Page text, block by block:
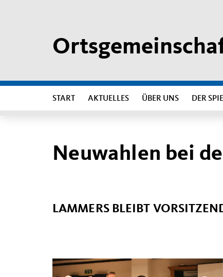
START AKTUELLES ÜBER UNS DER
Neuwahlen bei
LAMMERS BLEIBT